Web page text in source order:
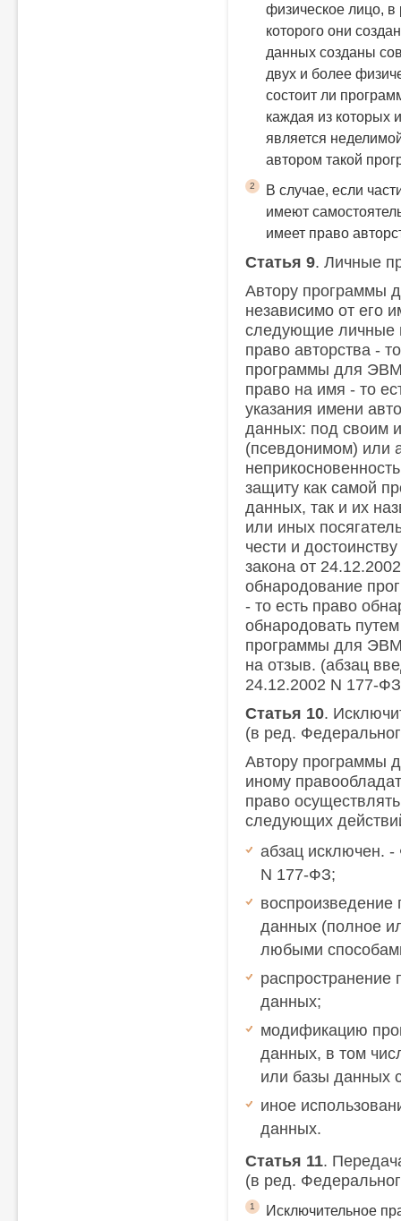
физическое лицо, в
которого они
данных созданы
двух и более
состоит ли
каждая из которых
является
автором такой
В случае, если
имеют
имеет право
2
Статья 9. Личные
Автору программы
независимо от его
следующие личные
право авторства -
программы для
право на имя - то
указания имени
данных: под своим
(псевдонимом) или
защиту как самой
данных, так и их
или иных
чести и
закона от
обнародование
- то есть право
обнародовать
программы для
на отзыв. (абзац
24.12.2002 N 177-
Статья 10.
(в ред.
Автору программы
иному
право
следующих
абзац исключен.
N 177-ФЗ;
данных (полное
любыми
данных;
модификацию
данных, в том
или базы данных
иное
данных.
Статья 11.
(в ред.
Исключительное
1